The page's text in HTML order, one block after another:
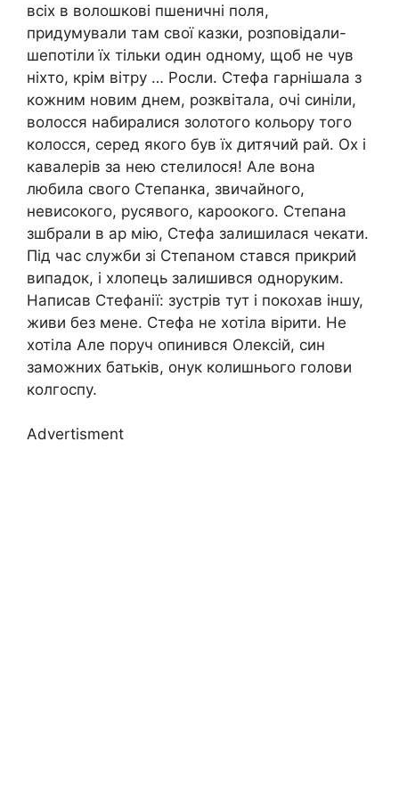
всіх в волошкові пшеничні поля,
придумували там свої казки, розповідали-
шепотіли їх тільки один одному, щоб не чув
ніхто, крім вітру … Росли. Стефа гарнішала з
кожним новим днем, розквітала, очі синіли,
волосся набиралися золотого кольору того
колосся, серед якого був їх дитячий рай. Ох і
кавалерів за нею стелилося! Але вона
любила свого Степанка, звичайного,
невисокого, русявого, кароокого. Степана
зшбрали в ар мію, Стефа залишилася чекати.
Під час служби зі Степаном стався прикрий
випадок, і хлопець залишився одноруким.
Написав Стефанії: зустрів тут і покохав іншу,
живи без мене. Стефа не хотіла вірити. Не
хотіла Але поруч опинився Олексій, син
заможних батьків, онук колишнього голови
колгоспу.
Advertisment